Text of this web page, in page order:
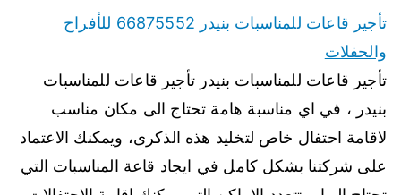
تأجير قاعات للمناسبات بنيدر 66875552 للأفراح
والحفلات
تأجير قاعات للمناسبات بنيدر تأجير قاعات للمناسبات
بنيدر ، في اي مناسبة هامة تحتاج الى مكان مناسب
لاقامة احتفال خاص لتخليد هذه الذكرى، ويمكنك الاعتماد
على شركتنا بشكل كامل في ايجاد قاعة المناسبات التي